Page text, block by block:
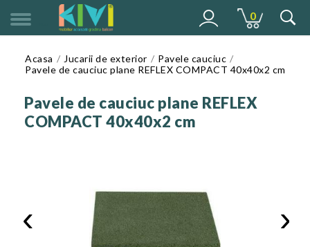
0
Acasa Jucarii de exterior
Pavele cauciuc
Pavele de cauciuc plane REFLEX COMPACT 40x40x2 cm
Pavele de cauciuc plane REFLEX
COMPACT 40x40x2 cm
‹ ›